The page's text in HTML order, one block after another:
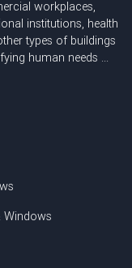
workplaces,
institutions, health
types of buildings
human needs ...
Windows